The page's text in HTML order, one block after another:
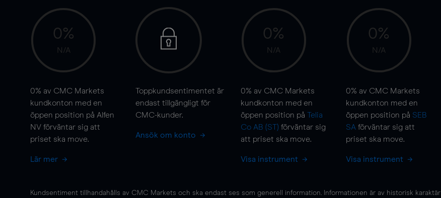
0%
N/A
0% av CMC Markets
kundkonton med en
öppen position på Alfen
NV förväntar sig att
priset ska move.
Lär mer
Toppkundsentimentet är
endast tillgängligt för
CMC-kunder.
Ansök om konto
0%
N/A
0% av CMC Markets
kundkonton med en
öppen position på Telia
Co AB (ST) förväntar sig
att priset ska move.
Visa instrument
0%
N/A
0% av CMC Markets
kundkonton med en
öppen position på SEB
SA förväntar sig att
priset ska move.
Visa instrument
Kundsentiment tillhandahålls av CMC Markets och ska endast ses som generell information. Informationen är av historisk karaktär